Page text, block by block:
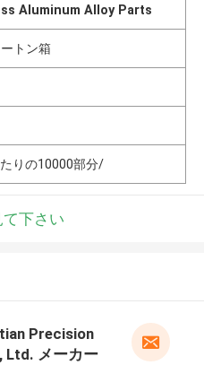
Aluminum Alloy Parts
トン箱
りの10000部分/
下さい
Precision
Ltd. メーカー